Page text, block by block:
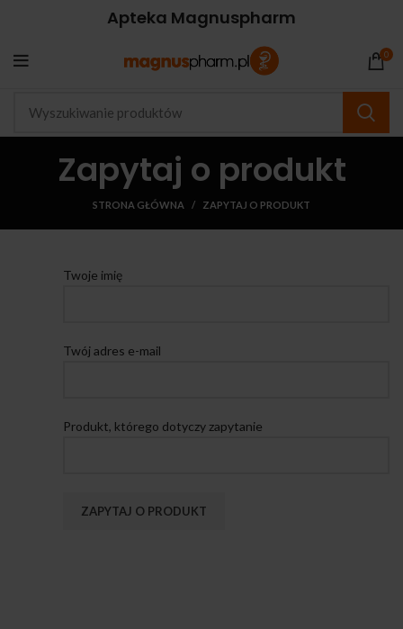
Apteka Magnuspharm
0
Zapytaj o produkt
STRONA GŁÓWNA ZAPYTAJ O PRODUKT
Twoje imię
Twój adres e-mail
Produkt, którego dotyczy zapytanie